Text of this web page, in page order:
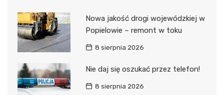
Nowa jakość drogi wojewódzkiej w
Popielowie – remont w toku
8 sierpnia 2026
Nie daj się oszukać przez telefon!
8 sierpnia 2026